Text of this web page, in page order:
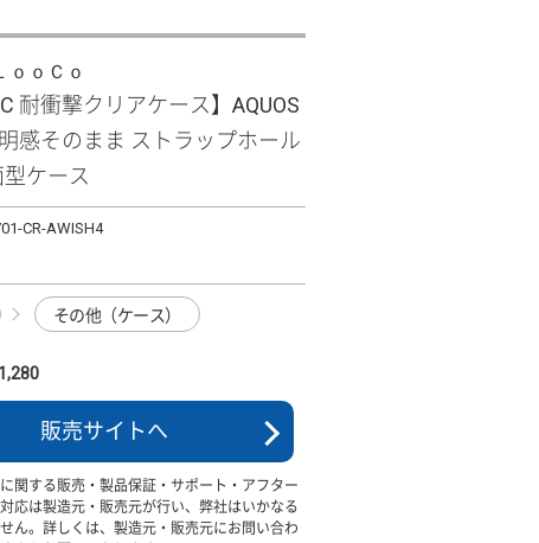
ｏｏＣｏ
耐衝撃クリアケース】AQUOS
感そのまま ストラップホール
ケース
CR-AWISH4
その他（ケース）
販売サイトへ
関する販売・製品保証・サポート・アフター
応は製造元・販売元が行い、弊社はいかなる
ん。詳しくは、製造元・販売元にお問い合わ